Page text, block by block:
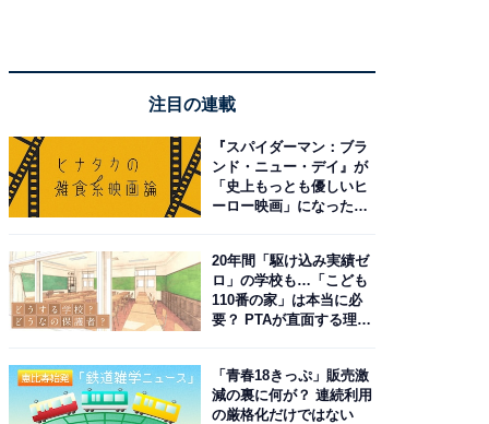
注目の連載
『スパイダーマン：ブラ
ンド・ニュー・デイ』が
「史上もっとも優しいヒ
ーロー映画」になった理
20年間「駆け込み実績ゼ
ロ」の学校も…「こども
110番の家」は本当に必
要？ PTAが直面する理想
「青春18きっぷ」販売激
減の裏に何が？ 連続利用
の厳格化だけではない